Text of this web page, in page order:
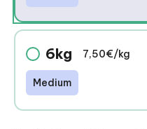
6kg 7,50€/kg
Medium